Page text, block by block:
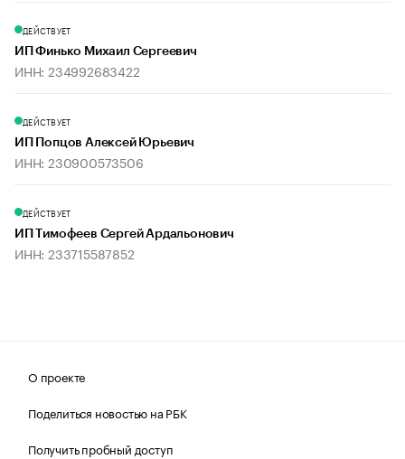
ДЕЙСТВУЕТ
ИП Финько Михаил Сергеевич
ИНН: 234992683422
ДЕЙСТВУЕТ
ИП Попцов Алексей Юрьевич
ИНН: 230900573506
ДЕЙСТВУЕТ
ИП Тимофеев Сергей Ардальонович
ИНН: 233715587852
О проекте
Поделиться новостью на РБК
Получить пробный доступ